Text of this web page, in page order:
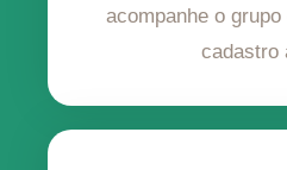
acompanhe o
cadastro